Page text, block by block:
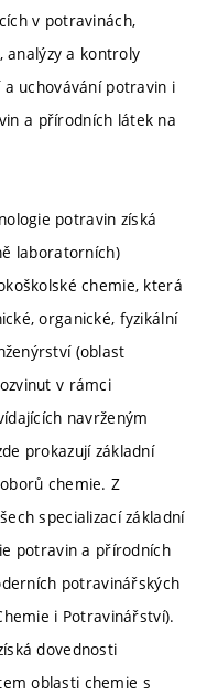
v potravinách,
analýzy a kontroly
uchovávání potravin i
a přírodních látek na
potravin získá
laboratorních)
chemie, která
organické, fyzikální
(oblast
v rámci
navrženým
prokazují základní
chemie. Z
specializací základní
potravin a přírodních
potravinářských
i Potravinářství).
dovednosti
oblasti chemie s